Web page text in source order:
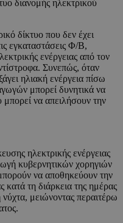
διανομής ηλεκτρικού
δίκτυο που δεν έχει
εγκαταστάσεις Φ/Β,
ενέργειας από τον
Συνεπώς, όταν
ηλιακή ενέργεια πίσω
μπορεί δυνητικά να
μπορεί να απειλήσουν την
ηλεκτρικής ενέργειας
κυβερνητικών χορηγιών
να αποθηκεύουν την
κατά τη διάρκεια της ημέρας
μειώνοντας περαιτέρω